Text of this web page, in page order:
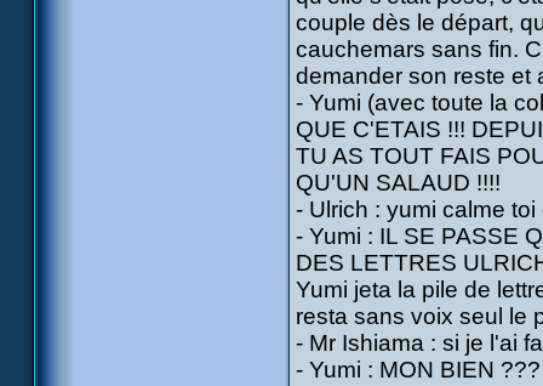
couple dès le départ,
cauchemars sans fin.
demander son reste et
- Yumi (avec toute la
QUE C'ETAIS !!!
TU AS TOUT FAIS
QU'UN SALAUD !!!!
- Ulrich : yumi calme
- Yumi : IL SE PASSE
DES LETTRES
Yumi jeta la pile de
resta sans voix seul le
- Mr Ishiama : si je l'ai
- Yumi : MON BIEN